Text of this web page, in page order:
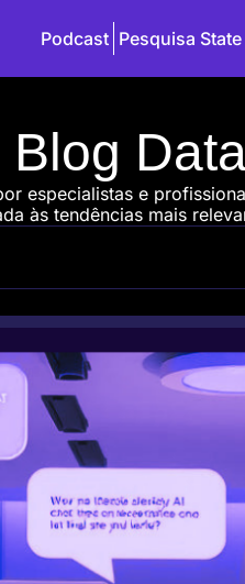
Podcast Pesquisa
Blog
especialistas e
às tendências mais